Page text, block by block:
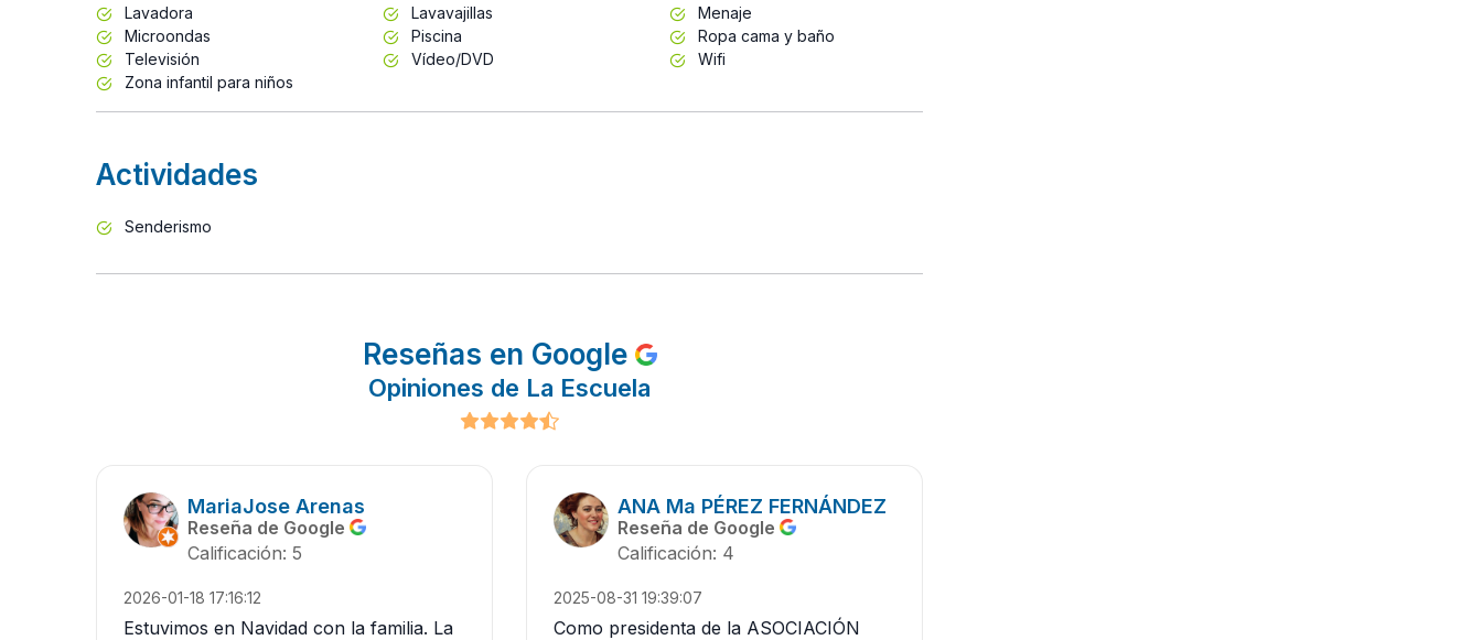
Lavadora
Lavavajillas
Menaje
Microondas
Piscina
Ropa cama y baño
Televisión
Vídeo/DVD
Wifi
Zona infantil para niños
Actividades
Senderismo
Reseñas en Google
Opiniones de La Escuela
MariaJose Arenas
Reseña de Google
Calificación: 5
2026-01-18 17:16:12
Estuvimos en Navidad con la familia. La
ANA Ma PÉREZ FERNÁNDEZ
Reseña de Google
Calificación: 4
2025-08-31 19:39:07
Como presidenta de la ASOCIACIÓN